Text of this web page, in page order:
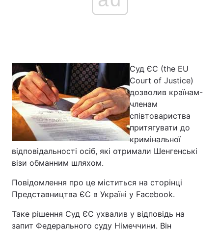
Головна Війна
Україна Політика
Економіка Світ
Спорт Наука
Зброя Інциденти
Здоров'я Туризм
Суд ЄС (the EU
Court of Justice)
дозволив країнам-
членам
співтовариства
притягувати до
кримінальної
відповідальності осіб, які отримали Шенгенські
візи обманним шляхом.
Повідомлення про це міститься на сторінці
Представництва ЄС в Україні у Facebook.
Таке рішення Суд ЄС ухвалив у відповідь на
запит Федерального суду Німеччини. Він